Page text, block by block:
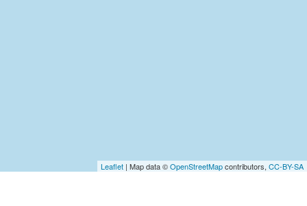
Leaflet | Map data ©OpenStreetMapcontributors, CC-BY-SA